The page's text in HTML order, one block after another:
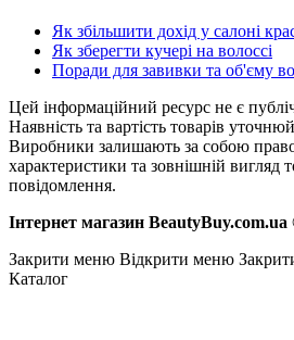
Як збільшити дохід у салоні
Як зберегти кучері на волоссі
Поради для завивки та об'єму
Цей інформаційний ресурс не є
Наявність та вартість товарів
Виробники залишають за собою право
характеристики та зовнішній вигляд
повідомлення.
Інтернет магазин BeautyBuy.com.ua
Закрити меню Відкрити меню
Каталог